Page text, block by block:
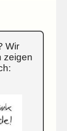
Wir
zeigen